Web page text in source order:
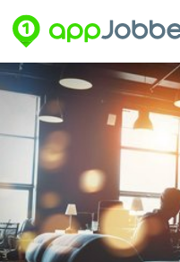
Aller au contenu principal